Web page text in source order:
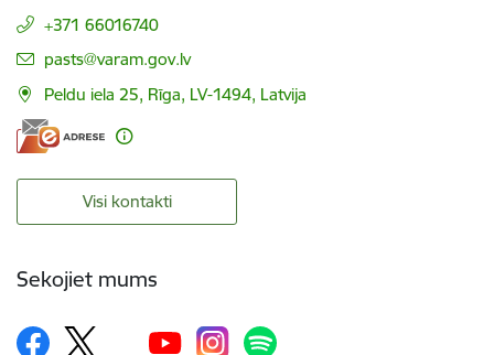
+371 66016740
E-pasts:
pasts@varam.gov.lv
Peldu iela 25, Rīga, LV-1494, Latvija
Visi kontakti
Sekojiet mums